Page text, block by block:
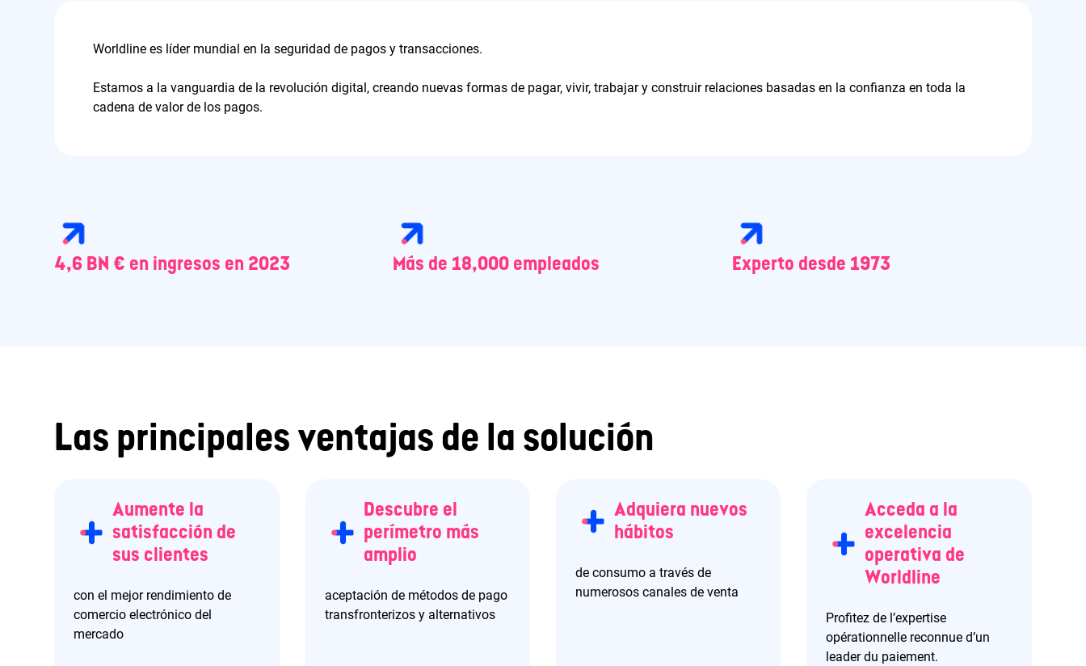
Worldline es líder mundial en la seguridad de pagos y transacciones.
Estamos a la vanguardia de la revolución digital, creando nuevas formas de pagar, vivir, trabajar y construir relaciones basadas en la confianza en toda la
cadena de valor de los pagos.
4,6 BN € en ingresos en 2023 Más de 18,000 empleados Experto desde 1973
Las principales ventajas de la solución
Aumente la
satisfacción de
sus clientes
con el mejor rendimiento de
comercio electrónico del
mercado
Descubre el
perímetro más
amplio
aceptación de métodos de pago
transfronterizos y alternativos
Adquiera nuevos
hábitos
de consumo a través de
numerosos canales de venta
Acceda a la
excelencia
operativa de
Worldline
Profitez de l’expertise
opérationnelle reconnue d’un
leader du paiement.